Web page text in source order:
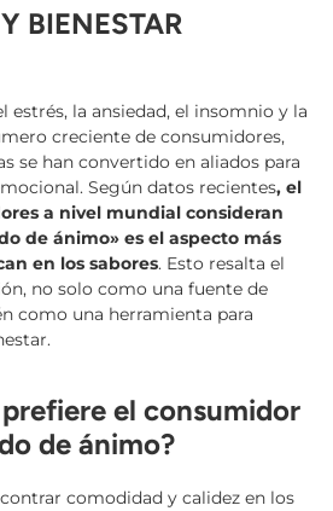
BIENESTAR
estrés, la ansiedad, el insomnio y la
creciente de consumidores,
se han convertido en aliados para
Según datos recientes, el
a nivel mundial consideran
de ánimo» es el aspecto más
en los sabores. Esto resalta el
no solo como una fuente de
como una herramienta para
el consumidor
de ánimo?
comodidad y calidez en los